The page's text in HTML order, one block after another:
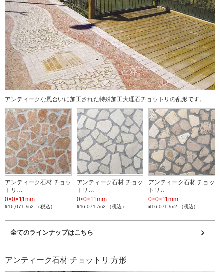
アンティークな風合いに加工された特殊加工大理石チョットリの乱形です。
アンティーク石材 チョッ
トリ…
0×0×11mm
¥16,071 /m2 （税込）
アンティーク石材 チョッ
トリ…
0×0×11mm
¥16,071 /m2 （税込）
アンティーク石材 チョッ
トリ…
0×0×11mm
¥16,071 /m2 （税込）
全てのラインナップはこちら
アンティーク石材 チョットリ 方形